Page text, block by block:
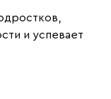
и успевает